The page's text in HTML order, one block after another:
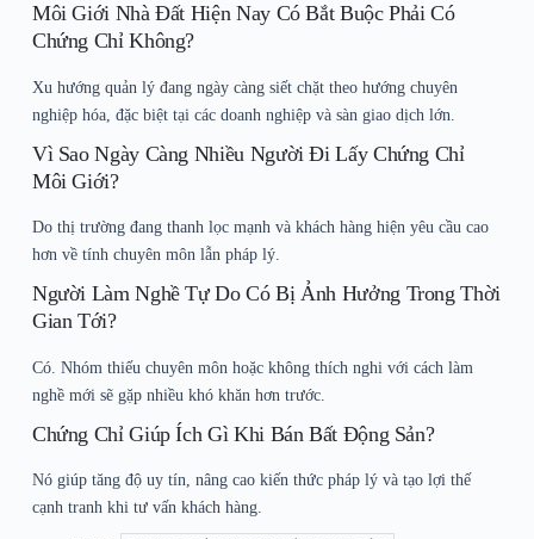
Môi Giới Nhà Đất Hiện Nay Có Bắt Buộc Phải Có
Chứng Chỉ Không?
Xu hướng quản lý đang ngày càng siết chặt theo hướng chuyên
nghiệp hóa, đặc biệt tại các doanh nghiệp và sàn giao dịch lớn.
Vì Sao Ngày Càng Nhiều Người Đi Lấy Chứng Chỉ
Môi Giới?
Do thị trường đang thanh lọc mạnh và khách hàng hiện yêu cầu cao
hơn về tính chuyên môn lẫn pháp lý.
Người Làm Nghề Tự Do Có Bị Ảnh Hưởng Trong Thời
Gian Tới?
Có. Nhóm thiếu chuyên môn hoặc không thích nghi với cách làm
nghề mới sẽ gặp nhiều khó khăn hơn trước.
Chứng Chỉ Giúp Ích Gì Khi Bán Bất Động Sản?
Nó giúp tăng độ uy tín, nâng cao kiến thức pháp lý và tạo lợi thế
cạnh tranh khi tư vấn khách hàng.